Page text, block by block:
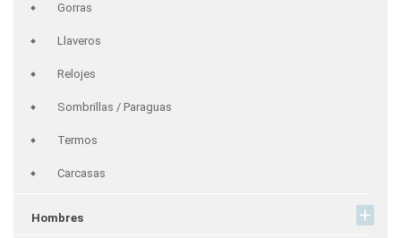
Gorras
Llaveros
Relojes
Sombrillas / Paraguas
Termos
Carcasas
Hombres